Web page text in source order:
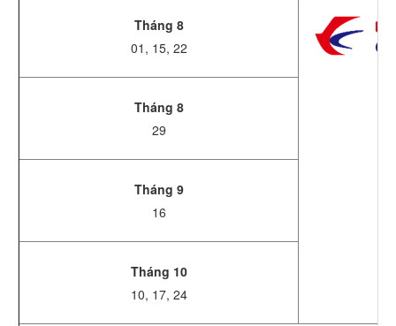
Tháng 8
01, 15, 22
Tháng 8
29
Tháng 9
16
Tháng 10
10, 17, 24